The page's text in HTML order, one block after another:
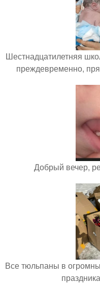
Шестнадцатилетняя
преждевременно,
Добрый вечер,
Все тюльпаны в